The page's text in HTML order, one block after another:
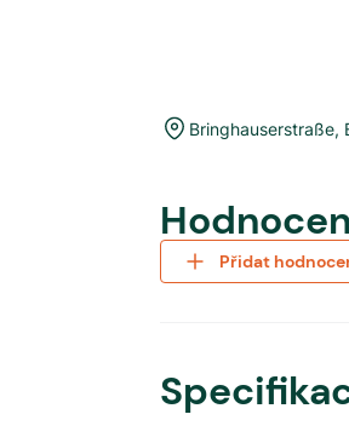
Bringhauserstraße,
Přidat